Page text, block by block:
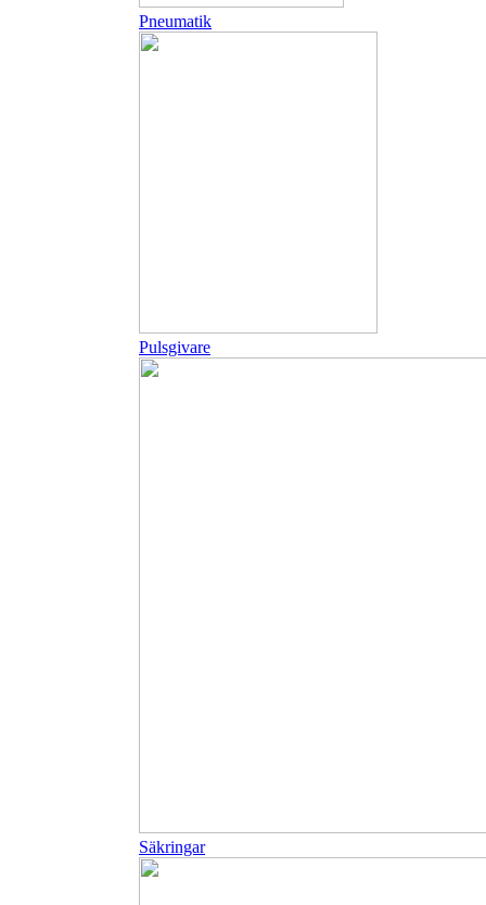
Pneumatik
Pulsgivare
Säkringar